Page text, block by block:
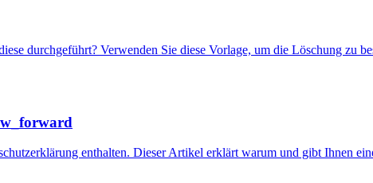
durchgeführt? Verwenden Sie diese Vorlage, um die Löschung zu
enthalten. Dieser Artikel erklärt warum und gibt Ihnen